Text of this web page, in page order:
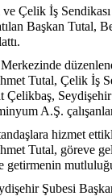
Çelik İş
Başkan Tutal,
Tutal, Çelik İş
Çelikbaş,
A.Ş.
hizmet
Tutal, göreve
Şubesi